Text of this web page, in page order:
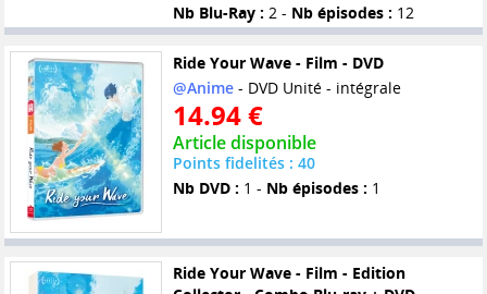
Nb Blu-Ray : 2 - Nb épisodes : 12
Ride Your Wave - Film - DVD
@Anime- DVD Unité - intégrale
14.94 €
Article disponible
Points fidelités : 40
Nb DVD : 1 - Nb épisodes : 1
Ride Your Wave - Film - Edition